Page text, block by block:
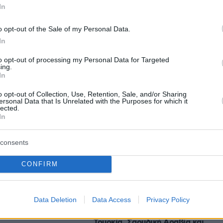
opt-out of the Sale of my Personal Data.
opt-out of processing my Personal Data for Targeted
opt-out of Collection, Use, Retention, Sale, and/or Sharing
Data that Is Unrelated with the Purposes for which it
CONFIRM
Data Deletion Data Access Privacy Policy
ΕιδήσειςΔημοφιλή
τον
σφαίρες
στην περιοχή της
Εβδομάδα Μόδας Κοπεγχάγης: Το